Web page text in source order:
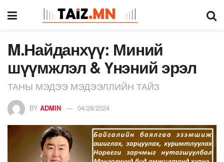
M.Найданхүү: Миний
шүүмжлэл & Үнэний эрэл
ТАНЫ МЭДЭЭ МЭДЭЭЛЛИЙН ТАЙЗ
BY ADMIN 04/28/2024